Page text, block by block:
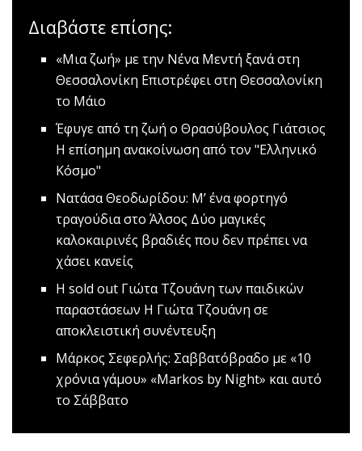
Διαβάστε επίσης:
«Μια ζωή» με την Νένα Μεντή ξανά στη
Θεσσαλονίκη Επιστρέφει στη Θεσσαλονίκη
το Μάιο
Έφυγε από τη ζωή ο Θρασύβουλος Γιάτσιος
Η επίσημη ανακοίνωση από τον "Ελληνικό
Κόσμο"
Νατάσα Θεοδωρίδου: Μ’ ένα φορτηγό
τραγούδια στο Άλσος Δύο μαγικές
καλοκαιρινές βραδιές που δεν πρέπει να
χάσει κανείς
Η sold out Γιώτα Τζουάνη των παιδικών
παραστάσεων Η Γιώτα Τζουάνη σε
αποκλειστική συνέντευξη
Mάρκος Σεφερλής: Σαββατόβραδο με «10
χρόνια γάμου» «Markos by Night» και αυτό
το Σάββατο